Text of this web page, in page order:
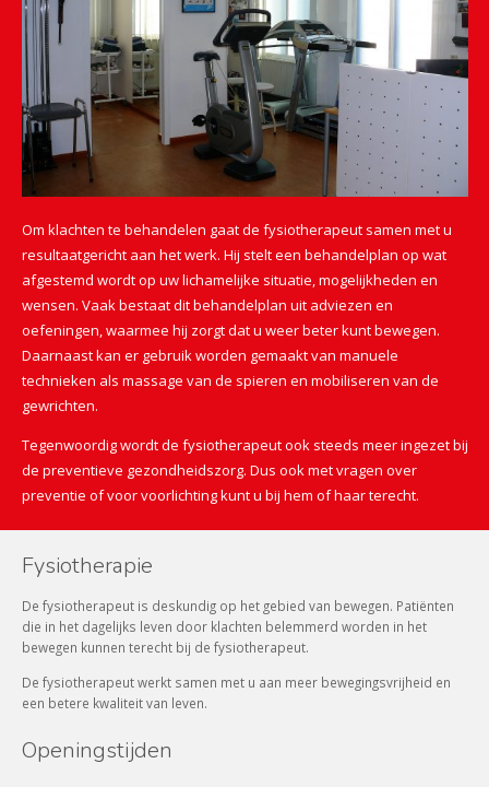
Om klachten te behandelen gaat de fysiotherapeut samen met u
resultaatgericht aan het werk. Hij stelt een behandelplan op wat
afgestemd wordt op uw lichamelijke situatie, mogelijkheden en
wensen. Vaak bestaat dit behandelplan uit adviezen en
oefeningen, waarmee hij zorgt dat u weer beter kunt bewegen.
Daarnaast kan er gebruik worden gemaakt van manuele
technieken als massage van de spieren en mobiliseren van de
gewrichten.
Tegenwoordig wordt de fysiotherapeut ook steeds meer ingezet bij
de preventieve gezondheidszorg. Dus ook met vragen over
preventie of voor voorlichting kunt u bij hem of haar terecht.
Fysiotherapie
De fysiotherapeut is deskundig op het gebied van bewegen. Patiënten
die in het dagelijks leven door klachten belemmerd worden in het
bewegen kunnen terecht bij de fysiotherapeut.
De fysiotherapeut werkt samen met u aan meer bewegingsvrijheid en
een betere kwaliteit van leven.
Openingstijden